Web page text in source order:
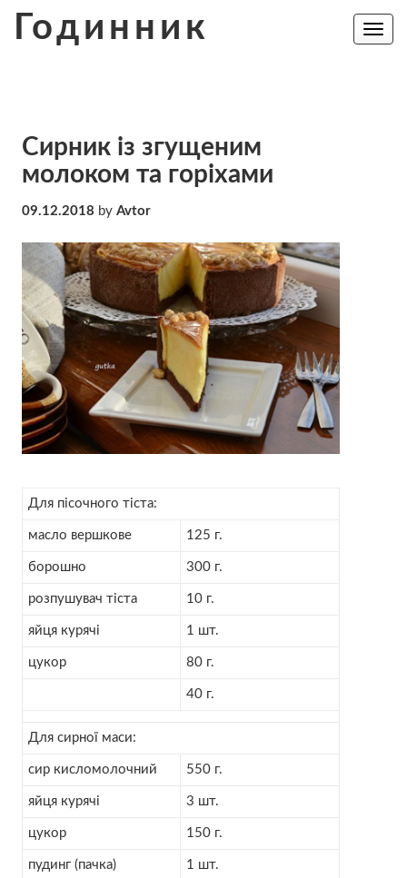
Годинник
Toggle
Сирник із згущеним
молоком та горіхами
09.12.2018 by Avtor
Для пісочного тіста:
масло вершкове 125 г.
борошно 300 г.
розпушувач тіста 10 г.
яйця курячі 1 шт.
цукор 80 г.
40 г.
Для сирної маси:
сир кисломолочний 550 г.
яйця курячі 3 шт.
цукор 150 г.
пудинг(пачка) 1 шт.